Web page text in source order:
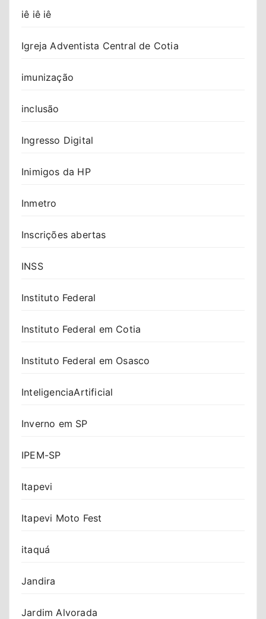
iê iê iê
Igreja Adventista Central de Cotia
imunização
inclusão
Ingresso Digital
Inimigos da HP
Inmetro
Inscrições abertas
INSS
Instituto Federal
Instituto Federal em Cotia
Instituto Federal em Osasco
InteligenciaArtificial
Inverno em SP
IPEM-SP
Itapevi
Itapevi Moto Fest
itaquá
Jandira
Jardim Alvorada